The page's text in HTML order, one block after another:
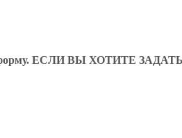
форму. ЕСЛИ ВЫ ХОТИТЕ